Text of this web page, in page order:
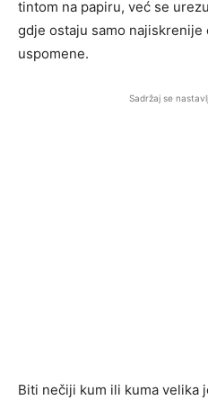
tintom na papiru, već se
gdje ostaju samo
uspomene.
Sadržaj se
Biti nečiji kum ili kuma velika